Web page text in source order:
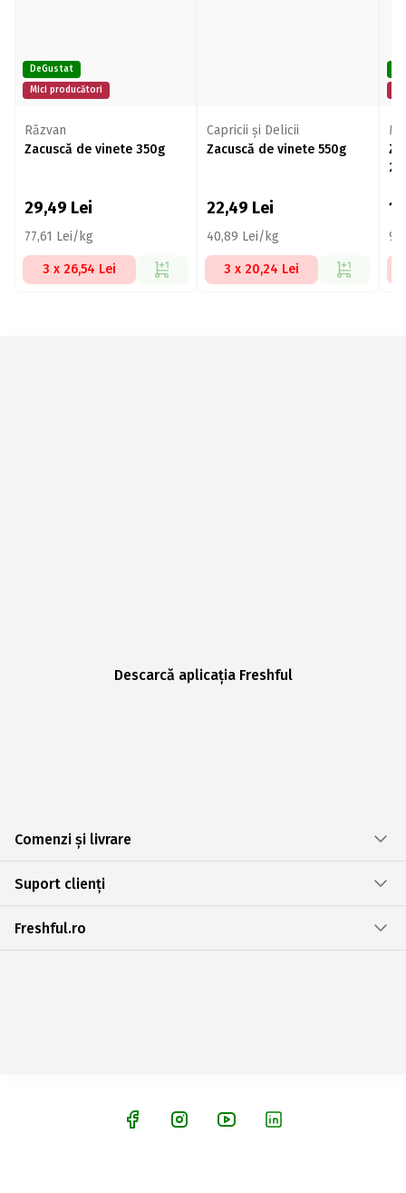
DeGustat
Mici producători
Răzvan
Zacuscă de vinete 350g
29,49 Lei
77,61 Lei/kg
3 x 26,54 Lei
Capricii și Delicii
Zacuscă de vinete 550g
22,49 Lei
40,89 Lei/kg
3 x 20,24 Lei
Descarcă aplicația Freshful
Comenzi și livrare
Suport clienți
Freshful.ro